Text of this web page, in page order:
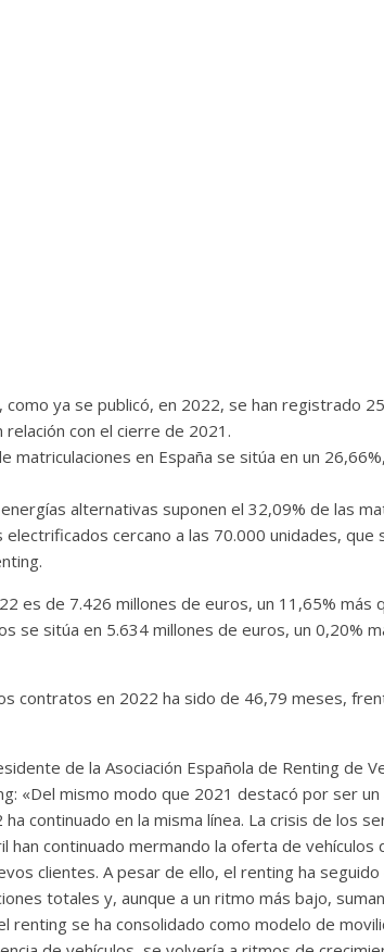
como ya se publicó, en 2022, se han registrado
relación con el cierre de 2021.
matriculaciones en España se sitúa en un
alternativas suponen el 32,09% de las
cercano a las 70.000 unidades, que
es de 7.426 millones de euros, un 11,65% más
se sitúa en 5.634 millones de euros, un 0,20%
contratos en 2022 ha sido de 46,79 meses,
de la Asociación Española de Renting de
«Del mismo modo que 2021 destacó por ser un
continuado en la misma línea. La crisis de los
han continuado mermando la oferta de vehículos
clientes. A pesar de ello, el renting ha
totales y, aunque a un ritmo más bajo,
renting se ha consolidado como modelo de